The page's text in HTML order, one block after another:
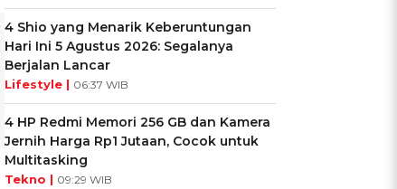
4 Shio yang Menarik Keberuntungan
Hari Ini 5 Agustus 2026: Segalanya
Berjalan Lancar
Lifestyle | 06:37 WIB
4 HP Redmi Memori 256 GB dan Kamera
Jernih Harga Rp1 Jutaan, Cocok untuk
Multitasking
Tekno | 09:29 WIB